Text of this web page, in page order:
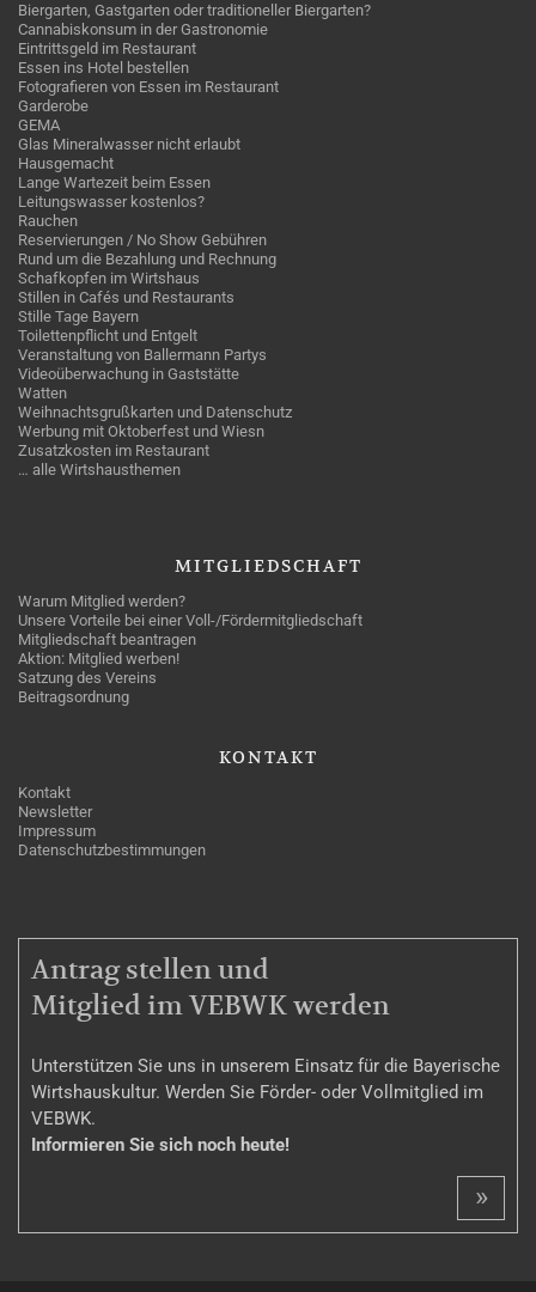
Biergarten, Gastgarten oder traditioneller Biergarten?
Cannabiskonsum in der Gastronomie
Eintrittsgeld im Restaurant
Essen ins Hotel bestellen
Fotografieren von Essen im Restaurant
Garderobe
GEMA
Glas Mineralwasser nicht erlaubt
Hausgemacht
Lange Wartezeit beim Essen
Leitungswasser kostenlos?
Rauchen
Reservierungen / No Show Gebühren
Rund um die Bezahlung und Rechnung
Schafkopfen im Wirtshaus
Stillen in Cafés und Restaurants
Stille Tage Bayern
Toilettenpflicht und Entgelt
Veranstaltung von Ballermann Partys
Videoüberwachung in Gaststätte
Watten
Weihnachtsgrußkarten und Datenschutz
Werbung mit Oktoberfest und Wiesn
Zusatzkosten im Restaurant
… alle Wirtshausthemen
MITGLIEDSCHAFT
Warum Mitglied werden?
Unsere Vorteile bei einer Voll-/Fördermitgliedschaft
Mitgliedschaft beantragen
Aktion: Mitglied werben!
Satzung des Vereins
Beitragsordnung
KONTAKT
Kontakt
Newsletter
Impressum
Datenschutzbestimmungen
MITGLIEDSCHAFT
Antrag stellen und
Mitglied im VEBWK werden
Unterstützen Sie uns in unserem Einsatz für die Bayerische
Wirtshauskultur. Werden Sie Förder- oder Vollmitglied im
VEBWK.
Informieren Sie sich noch heute!
»